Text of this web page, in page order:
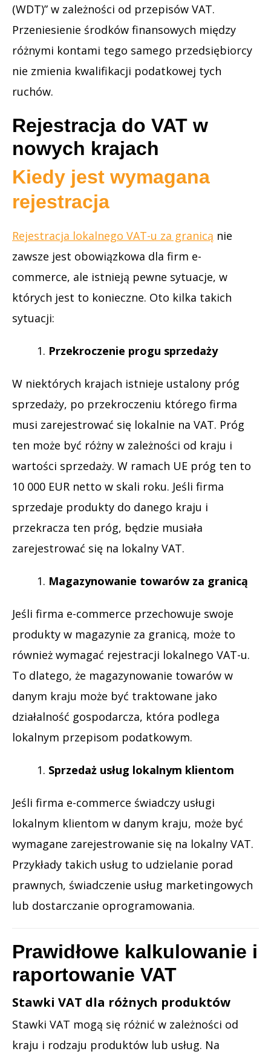
(WDT)” w zależności od przepisów VAT.
Przeniesienie środków finansowych między
różnymi kontami tego samego przedsiębiorcy
nie zmienia kwalifikacji podatkowej tych
ruchów.
Rejestracja do VAT w
nowych krajach
Kiedy jest wymagana
rejestracja
Rejestracja lokalnego VAT-u za granicą nie
zawsze jest obowiązkowa dla firm e-
commerce, ale istnieją pewne sytuacje, w
których jest to konieczne. Oto kilka takich
sytuacji:
Przekroczenie progu sprzedaży
W niektórych krajach istnieje ustalony próg
sprzedaży, po przekroczeniu którego firma
musi zarejestrować się lokalnie na VAT. Próg
ten może być różny w zależności od kraju i
wartości sprzedaży. W ramach UE próg ten to
10 000 EUR netto w skali roku. Jeśli firma
sprzedaje produkty do danego kraju i
przekracza ten próg, będzie musiała
zarejestrować się na lokalny VAT.
Magazynowanie towarów za granicą
Jeśli firma e-commerce przechowuje swoje
produkty w magazynie za granicą, może to
również wymagać rejestracji lokalnego VAT-u.
To dlatego, że magazynowanie towarów w
danym kraju może być traktowane jako
działalność gospodarcza, która podlega
lokalnym przepisom podatkowym.
Sprzedaż usług lokalnym klientom
Jeśli firma e-commerce świadczy usługi
lokalnym klientom w danym kraju, może być
wymagane zarejestrowanie się na lokalny VAT.
Przykłady takich usług to udzielanie porad
prawnych, świadczenie usług marketingowych
lub dostarczanie oprogramowania.
Prawidłowe kalkulowanie i
raportowanie VAT
Stawki VAT dla różnych produktów
Stawki VAT mogą się różnić w zależności od
kraju i rodzaju produktów lub usług. Na